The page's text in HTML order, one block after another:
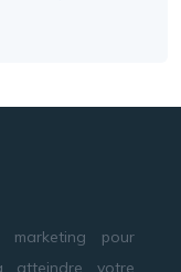
marketing pour
atteindre votre